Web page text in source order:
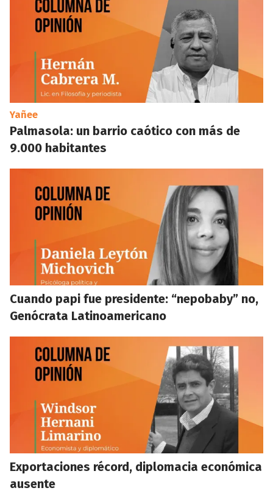
Yañee
Palmasola: un barrio caótico con más de
9.000 habitantes
Cuando papi fue presidente: “nepobaby” no,
Genócrata Latinoamericano
Exportaciones récord, diplomacia económica
ausente